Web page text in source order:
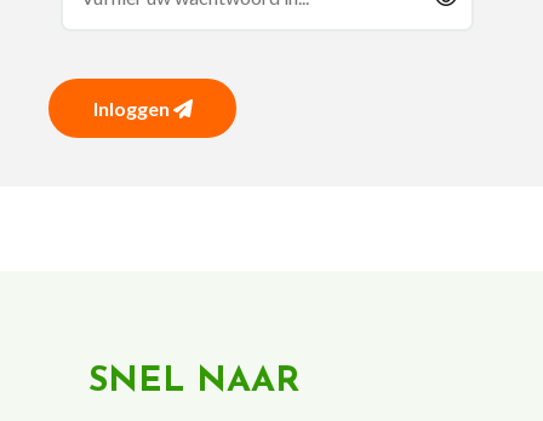
Inloggen
SNEL NAAR